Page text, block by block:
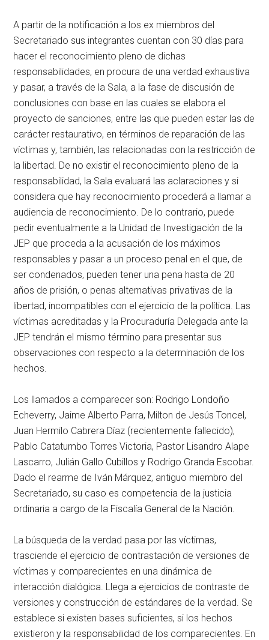
A partir de la notificación a los ex miembros del
Secretariado sus integrantes cuentan con 30 días para
hacer el reconocimiento pleno de dichas
responsabilidades, en procura de una verdad exhaustiva
y pasar, a través de la Sala, a la fase de discusión de
conclusiones con base en las cuales se elabora el
proyecto de sanciones, entre las que pueden estar las de
carácter restaurativo, en términos de reparación de las
víctimas y, también, las relacionadas con la restricción de
la libertad. De no existir el reconocimiento pleno de la
responsabilidad, la Sala evaluará las aclaraciones y si
considera que hay reconocimiento procederá a llamar a
audiencia de reconocimiento. De lo contrario, puede
pedir eventualmente a la Unidad de Investigación de la
JEP que proceda a la acusación de los máximos
responsables y pasar a un proceso penal en el que, de
ser condenados, pueden tener una pena hasta de 20
años de prisión, o penas alternativas privativas de la
libertad, incompatibles con el ejercicio de la política. Las
víctimas acreditadas y la Procuraduría Delegada ante la
JEP tendrán el mismo término para presentar sus
observaciones con respecto a la determinación de los
hechos.
Los llamados a comparecer son: Rodrigo Londoño
Echeverry, Jaime Alberto Parra, Milton de Jesús Toncel,
Juan Hermilo Cabrera Díaz (recientemente fallecido),
Pablo Catatumbo Torres Victoria, Pastor Lisandro Alape
Lascarro, Julián Gallo Cubillos y Rodrigo Granda Escobar.
Dado el rearme de Iván Márquez, antiguo miembro del
Secretariado, su caso es competencia de la justicia
ordinaria a cargo de la Fiscalía General de la Nación.
La búsqueda de la verdad pasa por las víctimas,
trasciende el ejercicio de contrastación de versiones de
víctimas y comparecientes en una dinámica de
interacción dialógica. Llega a ejercicios de contraste de
versiones y construcción de estándares de la verdad. Se
establece si existen bases suficientes, si los hechos
existieron y la responsabilidad de los comparecientes. En